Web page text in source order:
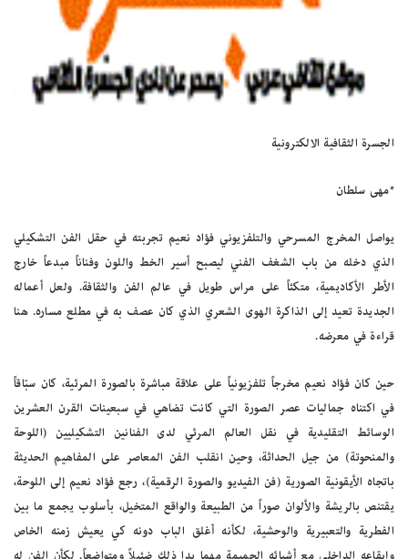
الجسرة الثقافية الالكترونية
*مهى سلطان
يواصل المخرج المسرحي والتلفزيوني فؤاد نعيم تجربته في حقل الفن التشكيلي
الذي دخله من باب الشغف الفني ليصبح أسير الخط واللون وفناناً مبدعاً خارج
الأطر الأكاديمية، متكئاً على مراس طويل في عالم الفن والثقافة. ولعل أعماله
الجديدة تعيد إلى الذاكرة الهوى الشعري الذي كان عصف به في مطلع مساره. هنا
قراءة في معرضه.
حين كان فؤاد نعيم مخرجاً تلفزيونياً على علاقة مباشرة بالصورة المرئية، كان سبّاقاً
في اكتناه جماليات عصر الصورة التي كانت تضاهي في سبعينات القرن العشرين
الوسائط التقليدية في نقل العالم المرئي لدى الفنانين التشكيليين (اللوحة
والمنحوتة) من جيل الحداثة، وحين انقلب الفن المعاصر على المفاهيم الحديثة
باتجاه الأيقونية الصورية (فن الفيديو والصورة الرقمية)، رجع فؤاد نعيم إلى اللوحة،
يقتنص بالريشة والألوان صوراً من الطبيعة والواقع المتخيل، بأسلوب يجمع ما بين
الفطرية والتعبيرية والوحشية، لكأنه أغلق الباب دونه كي يعيش زمنه الخاص